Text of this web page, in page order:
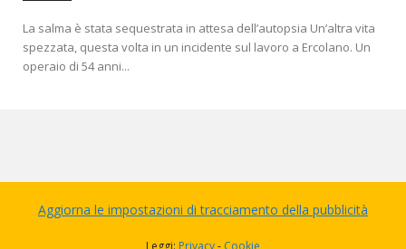
La salma è stata sequestrata in attesa dell’autopsia Un’altra vita
spezzata, questa volta in un incidente sul lavoro a Ercolano. Un
operaio di 54 anni...
Aggiorna le impostazioni di tracciamento della pubblicità
Leggi: Privacy- Cookie